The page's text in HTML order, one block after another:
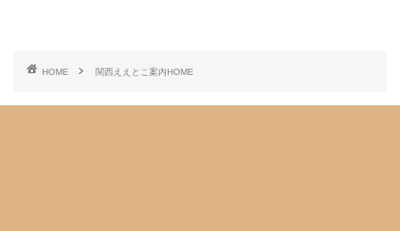
HOME 関西ええとこ案内HOME